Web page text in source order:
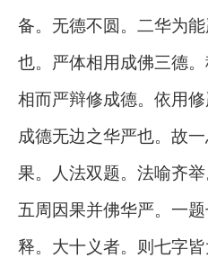
备。无德不圆。二华为
也。严体相用成佛三德
相而严辩修成德。依用
成德无边之华严也。故
果。人法双题。法喻齐举
五周因果并佛华严。一
释。大十义者。则七字